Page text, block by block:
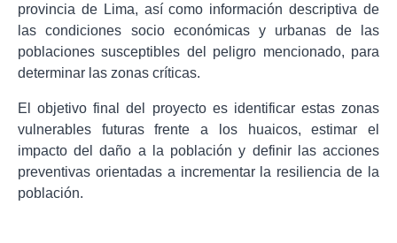
provincia de Lima, así como información descriptiva de
las condiciones socio económicas y urbanas de las
poblaciones susceptibles del peligro mencionado, para
determinar las zonas críticas.
El objetivo final del proyecto es identificar estas zonas
vulnerables futuras frente a los huaicos, estimar el
impacto del daño a la población y definir las acciones
preventivas orientadas a incrementar la resiliencia de la
población.